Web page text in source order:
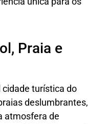
Praia e
cidade turística do
deslumbrantes,
atmosfera de